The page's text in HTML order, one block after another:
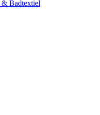
Badtextiel